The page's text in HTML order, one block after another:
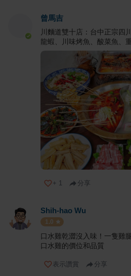
曾馬吉
川麵道雙十店：台中正宗四
龍蝦、川味烤魚、酸菜魚、
+ 1 分享
Shih-hao Wu
1.0
口水雞乾澀沒入味！一隻雞
口水雞的價位和品質
表示讚賞 分享